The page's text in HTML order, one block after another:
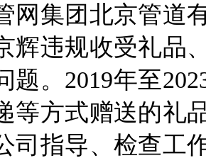
集团北京管道有
辉违规收受礼品
题。2019年至
等方式赠送的礼
司指导、检查工